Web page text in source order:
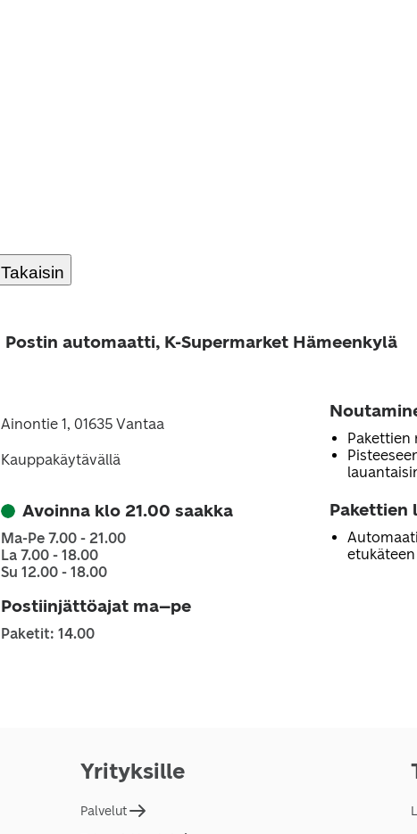
Takaisin
Postin automaatti, K-Supermarket Hämeenkylä
Ainontie 1, 01635 Vantaa
Kauppakäytävällä
Avoinna klo 21.00 saakka
Ma-Pe 7.00 - 21.00
La 7.00 - 18.00
Su 12.00 - 18.00
Postiinjättöajat ma–pe
Paketit: 14.00
Pakettien
Pakettien
Yrityksille
Palvelut